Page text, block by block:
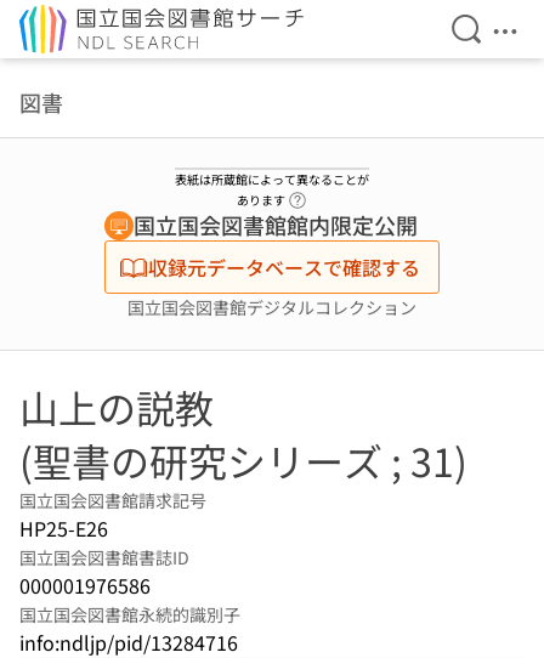
検索を
メ
図書
表紙は所蔵館によって異なることが
あります
国立国会図書館館内限定公開
収録元データベースで確認する
国立国会図書館デジタルコレクション
山上の説教
(聖書の研究シリーズ ; 31)
国立国会図書館請求記号
HP25-E26
国立国会図書館書誌ID
000001976586
国立国会図書館永続的識別子
info:ndljp/pid/13284716